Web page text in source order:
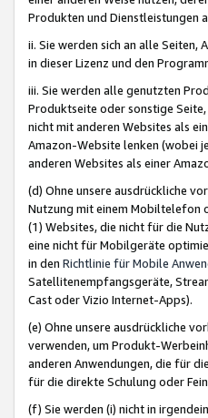
Produkten und Dienstleistungen
ii. Sie werden sich an alle Seiten,
in dieser Lizenz und den
iii. Sie werden alle genutzten
Produktseite oder sonstige
nicht mit anderen Websites als
Amazon-Website lenken (wobei
anderen Websites als einer
(d) Ohne unsere ausdrückliche
Nutzung mit einem Mobiltelefon
(1) Websites, die nicht für die
eine nicht für Mobilgeräte
in den Richtlinie für Mobile
Satellitenempfangsgeräte,
Cast oder Vizio Internet-Apps).
(e) Ohne unsere ausdrückliche
verwenden, um Produkt-
anderen Anwendungen, die für
für die direkte Schulung oder
(f) Sie werden (i) nicht in